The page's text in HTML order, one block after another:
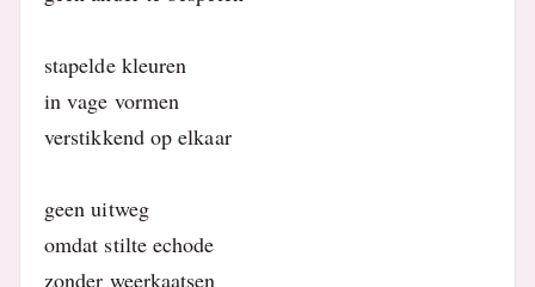
stapelde kleuren
in vage vormen
verstikkend op elkaar
geen uitweg
omdat stilte echode
zonder weerkaatsen